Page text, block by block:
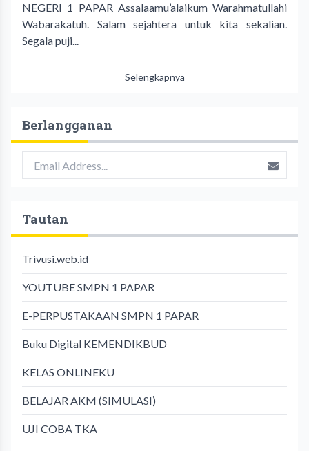
NEGERI 1 PAPAR Assalaamu’alaikum Warahmatullahi
Wabarakatuh. Salam sejahtera untuk kita sekalian.
Segala puji...
Selengkapnya
Berlangganan
Tautan
Trivusi.web.id
YOUTUBE SMPN 1 PAPAR
E-PERPUSTAKAAN SMPN 1 PAPAR
Buku Digital KEMENDIKBUD
KELAS ONLINEKU
BELAJAR AKM (SIMULASI)
UJI COBA TKA